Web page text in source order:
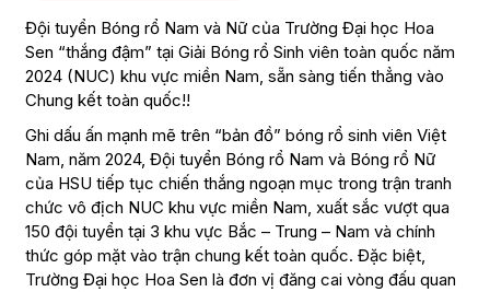
Đội tuyển Bóng rổ Nam và Nữ của Trường Đại học Hoa
Sen “thắng đậm” tại Giải Bóng rổ Sinh viên toàn quốc năm
2024 (NUC) khu vực miền Nam, sẵn sàng tiến thẳng vào
Chung kết toàn quốc!!
Ghi dấu ấn mạnh mẽ trên “bản đồ” bóng rổ sinh viên Việt
Nam, năm 2024, Đội tuyển Bóng rổ Nam và Bóng rổ Nữ
của HSU tiếp tục chiến thắng ngoạn mục trong trận tranh
chức vô địch NUC khu vực miền Nam, xuất sắc vượt qua
150 đội tuyển tại 3 khu vực Bắc – Trung – Nam và chính
thức góp mặt vào trận chung kết toàn quốc. Đặc biệt,
Trường Đại học Hoa Sen là đơn vị đăng cai vòng đấu quan